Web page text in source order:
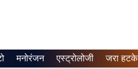
मनोरंजन एस्ट्रोलोजी जरा हटके